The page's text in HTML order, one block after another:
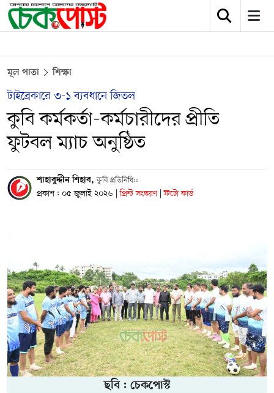
মূল পাতা শিক্ষা
টাইব্রেকারে ৩-১ ব্যবধানে জিতল
কুবি কর্মকর্তা-কর্মচারীদের প্রীতি
ফুটবল ম্যাচ অনুষ্ঠিত
শাহাবুদ্দীন শিহাব,কুবি প্রতিনিধি::
প্রকাশ : ০৫ জুলাই ২০২৬ | প্রিন্ট সংস্করণ | ফটো কার্ড
ছবি : চেকপোস্ট